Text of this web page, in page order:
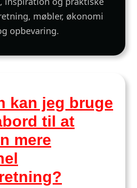
møbler, økonomi
opbevaring.
kan jeg bruge
til at
mere